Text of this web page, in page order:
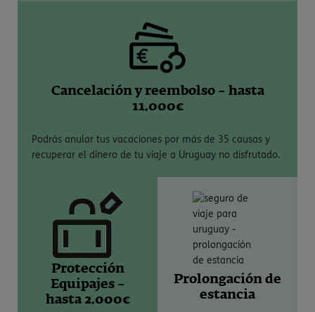
Cancelación y reembolso – hasta
11.000€
Podrás anular tus vacaciones por más de 35 causas y
recuperar el dinero de tu viaje a Uruguay no disfrutado.
Protección
Equipajes –
hasta 2.000€
Prolongación de
estancia